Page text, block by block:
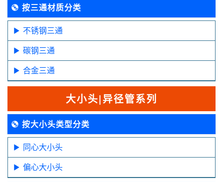
按三通材质分类
不锈钢三通
碳钢三通
合金三通
大小头|异径管系列
按大小头类型分类
同心大小头
偏心大小头